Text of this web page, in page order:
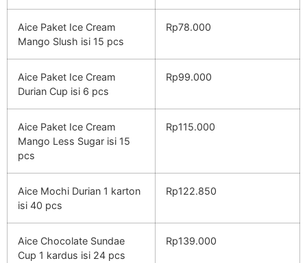
Aice Paket Ice Cream
Mango Slush isi 15 pcs
Rp78.000
Aice Paket Ice Cream
Durian Cup isi 6 pcs
Rp99.000
Aice Paket Ice Cream
Mango Less Sugar isi 15
pcs
Rp115.000
Aice Mochi Durian 1 karton
isi 40 pcs
Rp122.850
Aice Chocolate Sundae
Cup 1 kardus isi 24 pcs
Rp139.000